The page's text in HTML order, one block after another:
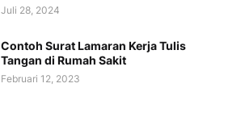
Juli 28, 2024
Contoh Surat Lamaran Kerja Tulis
Tangan di Rumah Sakit
Februari 12, 2023